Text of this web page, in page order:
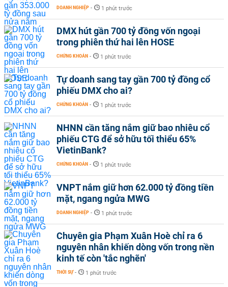
DOANH NGHIỆP - 1 phút trước
DMX hút gần 700 tỷ đồng vốn ngoại
trong phiên thứ hai lên HOSE
CHỨNG KHOÁN - 1 phút trước
Tự doanh sang tay gần 700 tỷ đồng cổ
phiếu DMX cho ai?
CHỨNG KHOÁN - 1 phút trước
NHNN cần tăng nắm giữ bao nhiêu cổ
phiếu CTG để sở hữu tối thiểu 65%
VietinBank?
CHỨNG KHOÁN - 1 phút trước
VNPT nắm giữ hơn 62.000 tỷ đồng tiền
mặt, ngang ngửa MWG
DOANH NGHIỆP - 1 phút trước
Chuyên gia Phạm Xuân Hoè chỉ ra 6
nguyên nhân khiến dòng vốn trong nền
kinh tế còn 'tắc nghẽn'
THỜI SỰ - 1 phút trước